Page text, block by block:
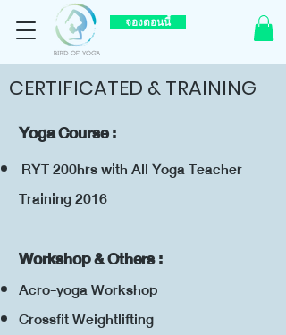
จองตอนนี้
CERTIFICATED & TRAINING
Yoga Course :
RYT 200hrs with All Yoga Teacher
Training 2016
Workshop & Others :
Acro-yoga Workshop
Crossfit Weightlifting